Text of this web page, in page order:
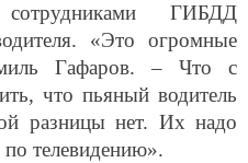
ГИБДД
«Это огромные
Гафаров. – Что с
что пьяный водитель
разницы нет. Их надо
телевидению».